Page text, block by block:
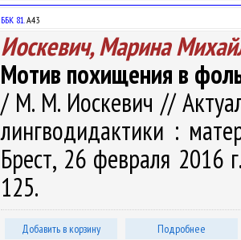
ББК 81.А43
Иоскевич, Марина
Мотив похищения в
/ М. М. Иоскевич //
лингводидактики :
Брест, 26 февраля 2016
125.
Добавить в корзину Подробнее